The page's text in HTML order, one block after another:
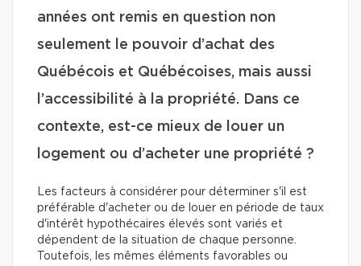
années ont remis en question non
seulement le pouvoir d’achat des
Québécois et Québécoises, mais aussi
l’accessibilité à la propriété. Dans ce
contexte, est-ce mieux de louer un
logement ou d’acheter une propriété ?
Les facteurs à considérer pour déterminer s'il est
préférable d'acheter ou de louer en période de taux
d'intérêt hypothécaires élevés sont variés et
dépendent de la situation de chaque personne.
Toutefois, les mêmes éléments favorables ou